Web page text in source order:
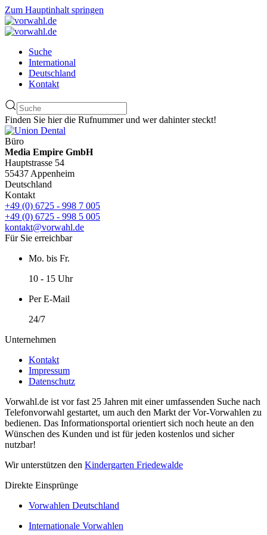
Zum Hauptinhalt springen
Suche
International
Deutschland
Kontakt
Finden Sie hier die Rufnummer und wer dahinter steckt!
Büro
Media Empire GmbH
Hauptstrasse 54
55437 Appenheim
Deutschland
Kontakt
+49 (0) 6725 - 998 7 005
+49 (0) 6725 - 998 5 005
kontakt@vorwahl.de
Für Sie erreichbar
Mo. bis Fr.
10 - 15 Uhr
Per E-Mail
24/7
Unternehmen
Kontakt
Impressum
Datenschutz
Vorwahl.de ist vor fast 25 Jahren mit einer umfassenden Suche nach
Telefonvorwahl gestartet, um auch den Markt der Vor-Vorwahlen zu
bedienen. Das Informationsportal orientiert sich noch heute an den
Wünschen des Kunden und ist für jeden kostenlos und sicher
nutzbar!
Wir unterstützen den Kindergarten Friedewalde
Direkte Einsprünge
Vorwahlen Deutschland
Internationale Vorwahlen